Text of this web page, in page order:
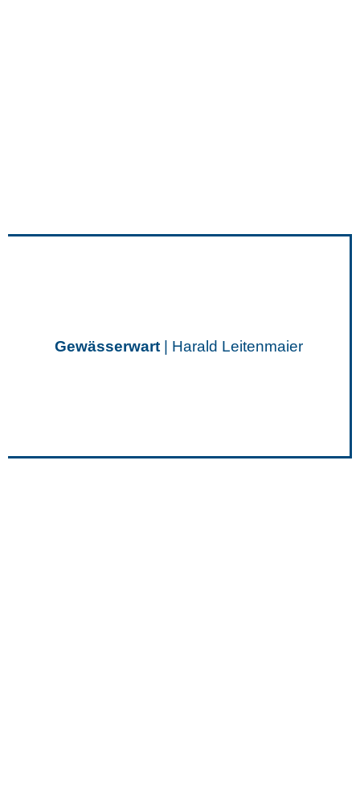
Gewässerwart | Harald Leitenmaier